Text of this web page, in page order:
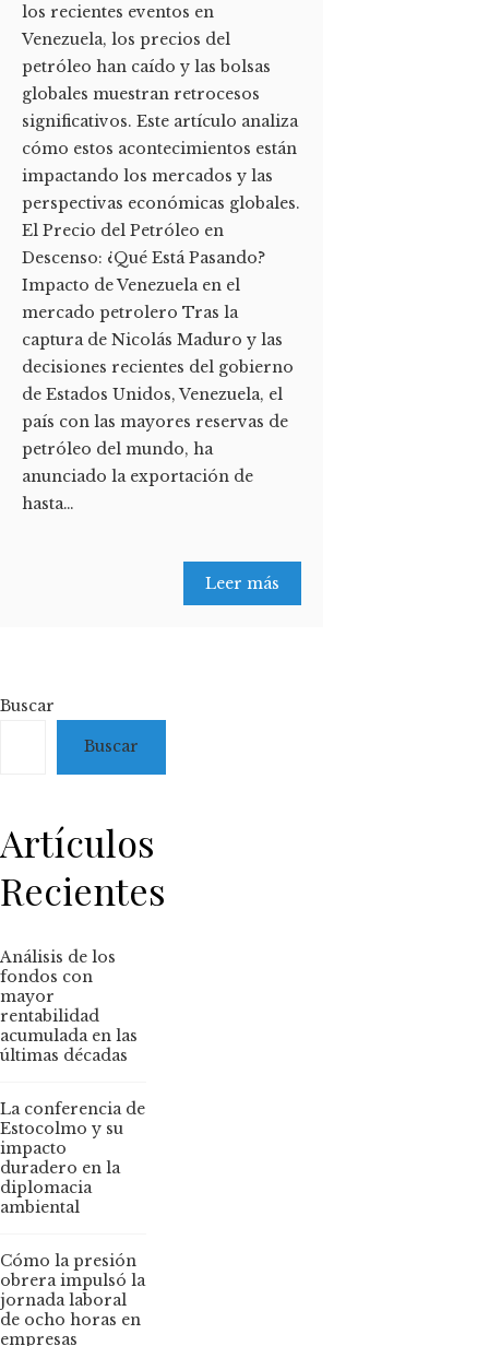
los recientes eventos en
Venezuela, los precios del
petróleo han caído y las bolsas
globales muestran retrocesos
significativos. Este artículo analiza
cómo estos acontecimientos están
impactando los mercados y las
perspectivas económicas globales.
El Precio del Petróleo en
Descenso: ¿Qué Está Pasando?
Impacto de Venezuela en el
mercado petrolero Tras la
captura de Nicolás Maduro y las
decisiones recientes del gobierno
de Estados Unidos, Venezuela, el
país con las mayores reservas de
petróleo del mundo, ha
anunciado la exportación de
hasta…
Leer más
Buscar
Buscar
Artículos
Recientes
Análisis de los
fondos con
mayor
rentabilidad
acumulada en las
últimas décadas
La conferencia de
Estocolmo y su
impacto
duradero en la
diplomacia
ambiental
Cómo la presión
obrera impulsó la
jornada laboral
de ocho horas en
empresas